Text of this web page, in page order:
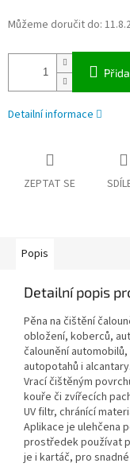
Můžeme doručit do:
Detailní informace
ZEPTAT SE
Popis
Detailní popis
Pěna na čištění
obložení, koberců,
čalounění
autopotahů i alcantary.
Vrací čištěným
kouře či zvířecích
UV filtr, chránící
Aplikace je ulehčena
prostředek používat
je i kartáč, pro